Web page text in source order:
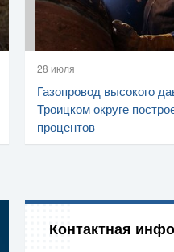
28 июля
Газопровод высокого
Троицком округе
процентов
Контактная